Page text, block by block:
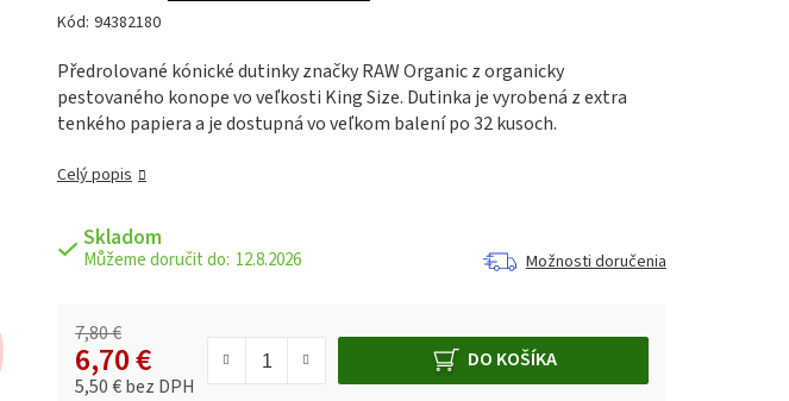
hodnotenie
je
0,0
z 5
Kód: 94382180
Předrolované kónické dutinky značky RAW Organic z organicky
pestovaného konope vo veľkosti King Size. Dutinka je vyrobená z extra
tenkého papiera a je dostupná vo veľkom balení po 32 kusoch.
Celý popis
Skladom
12.8.2026 Možnosti doručenia
7,80 €
6,70 €
5,50 € bez DPH
DO KOŠÍKA